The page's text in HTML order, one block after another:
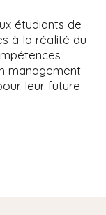
étudiants de
à la réalité du
management
leur future